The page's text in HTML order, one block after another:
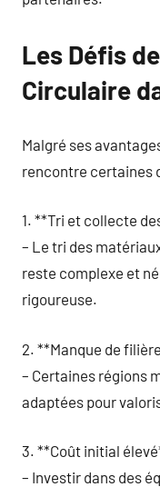
Les Défis
Circulaire
Malgré ses
rencontre certaines
1. **Tri et collecte
– Le tri des
reste complexe et
rigoureuse.
2. **Manque de
– Certaines régions
adaptées pour
3. **Coût initial
– Investir dans des